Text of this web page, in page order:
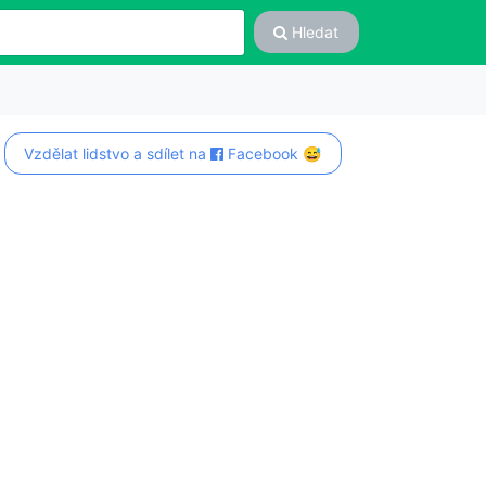
Hledat
Vzdělat lidstvo a sdílet na Facebook 😅